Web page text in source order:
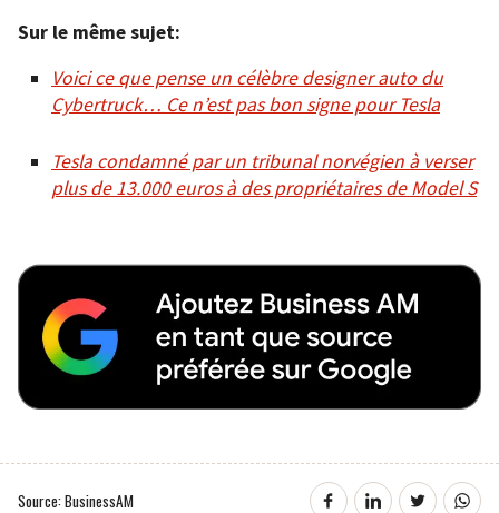
Sur le même sujet:
Voici ce que pense un célèbre designer auto du
Cybertruck… Ce n’est pas bon signe pour Tesla
Tesla condamné par un tribunal norvégien à verser
plus de 13.000 euros à des propriétaires de Model S
Source: BusinessAM